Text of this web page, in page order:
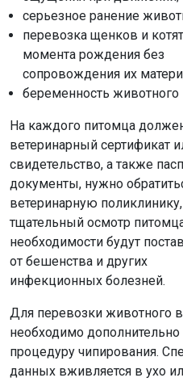
серьезное ранение
перевозка щенков и
момента рождения без
сопровождения их
беременность
На каждого питомца
ветеринарный сертификат
свидетельство, а также
документы, нужно
ветеринарную
тщательный осмотр
необходимости будут
от бешенства и других
инфекционных болезней.
Для перевозки животного
необходимо дополнительно
процедуру чипирования.
данных вживляется в ухо